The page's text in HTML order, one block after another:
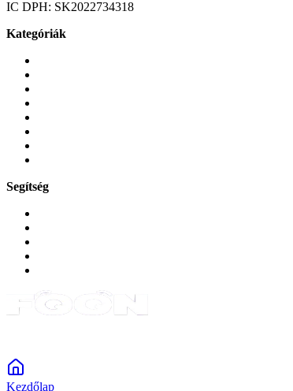
IC DPH: SK2022734318
Kategóriák
Segítség
Kezdőlap